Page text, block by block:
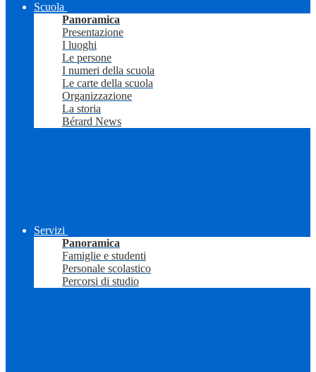
Scuola
Panoramica
Presentazione
I luoghi
Le persone
I numeri della scuola
Le carte della scuola
Organizzazione
La storia
Bérard News
Servizi
Panoramica
Famiglie e studenti
Personale scolastico
Percorsi di studio